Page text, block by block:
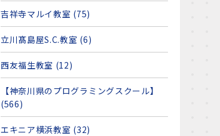
吉祥寺マルイ教室 (75)
立川髙島屋S.C.教室 (6)
西友福生教室 (12)
【神奈川県のプログラミングスクール】
(566)
エキニア横浜教室 (32)